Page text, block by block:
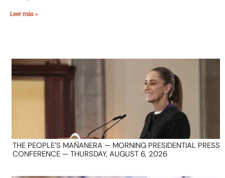
Leer más »
THE PEOPLE’S MAÑANERA — MORNING PRESIDENTIAL PRESS
CONFERENCE — THURSDAY, AUGUST 6, 2026